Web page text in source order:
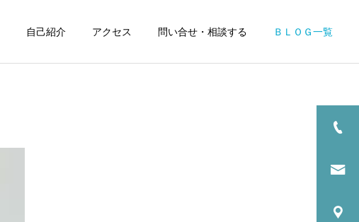
自己紹介 アクセス 問い合せ・相談する ＢＬＯＧ一覧